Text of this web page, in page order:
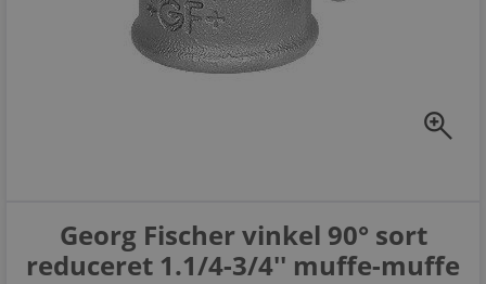
zoom_in
Georg Fischer vinkel 90° sort
reduceret 1.1/4-3/4'' muffe-muffe